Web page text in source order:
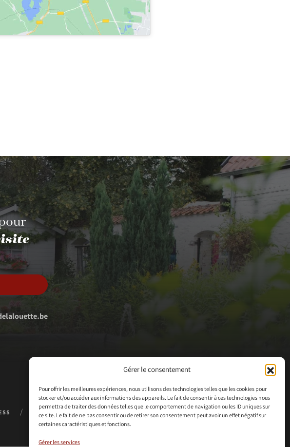
Gérer le consentement
Pour offrir les meilleures expériences, nous utilisons des technologies telles que les cookies pour
stocker et/ou accéder aux informations des appareils. Le fait de consentir à ces technologies nous
permettra de traiter des données telles que le comportement de navigation ou les ID uniques sur
ce site. Le fait de ne pas consentir ou de retirer son consentement peut avoir un effet négatif sur
certaines caractéristiques et fonctions.
Gérer les services
CONTACT